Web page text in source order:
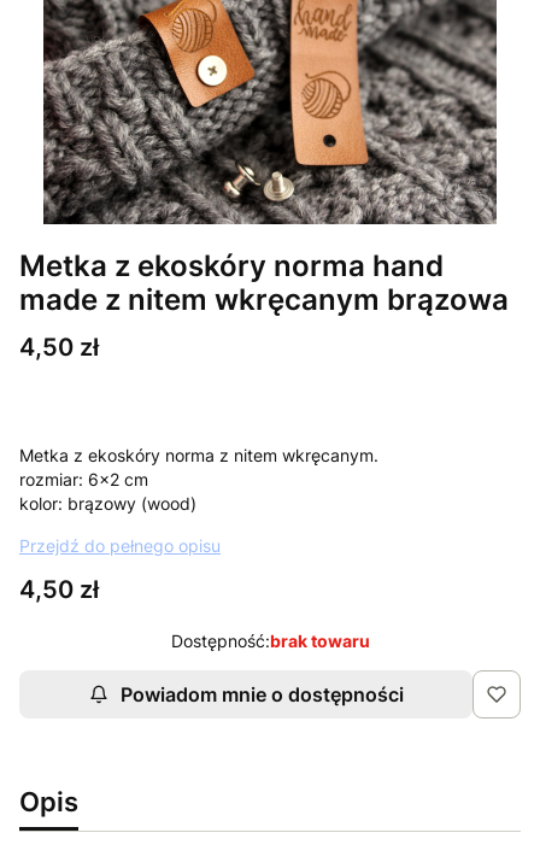
Metka z ekoskóry norma hand
made z nitem wkręcanym brązowa
Cena
4,50 zł
Metka z ekoskóry norma z nitem wkręcanym.
rozmiar: 6x2 cm
kolor: brązowy (wood)
Przejdź do pełnego opisu
Cena
4,50 zł
Dostępność:brak towaru
Powiadom mnie o dostępności
Opis